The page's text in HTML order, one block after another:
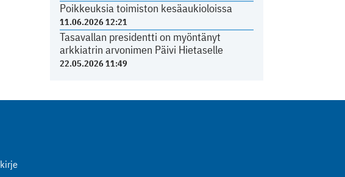
Poikkeuksia toimiston kesäaukioloissa
11.06.2026 12:21
Tasavallan presidentti on myöntänyt
arkkiatrin arvonimen Päivi Hietaselle
22.05.2026 11:49